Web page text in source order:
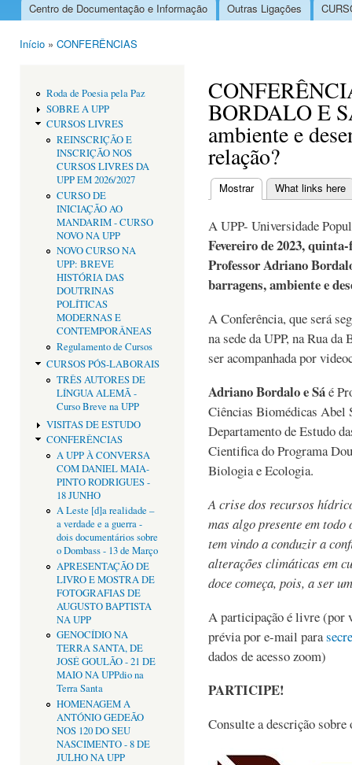
Menu principal
Centro de Documentação e Informação Outras Ligações
Início » CONFERÊNCIAS
Roda de Poesia pela Paz
SOBRE A UPP
CURSOS LIVRES
REINSCRIÇÃO E
INSCRIÇÃO NOS
CURSOS LIVRES DA
UPP EM 2026/2027
CURSO DE
INICIAÇÃO AO
MANDARIM - CURSO
NOVO NA UPP
NOVO CURSO NA
UPP: BREVE
HISTÓRIA DAS
DOUTRINAS
POLÍTICAS
MODERNAS E
CONTEMPORÂNEAS
Regulamento de Cursos
CURSOS PÓS-LABORAIS
TRÊS AUTORES DE
LÍNGUA ALEMÃ -
Curso Breve na UPP
VISITAS DE ESTUDO
CONFERÊNCIAS
A UPP À CONVERSA
COM DANIEL MAIA-
PINTO RODRIGUES -
18 JUNHO
A Leste [d]a realidade –
a verdade e a guerra -
dois documentários sobre
o Dombass - 13 de Março
APRESENTAÇÃO DE
LIVRO E MOSTRA DE
FOTOGRAFIAS DE
AUGUSTO BAPTISTA
NA UPP
GENOCÍDIO NA
TERRA SANTA, DE
JOSÉ GOULÃO - 21 DE
MAIO NA UPPdio na
Terra Santa
HOMENAGEM A
ANTÓNIO GEDEÃO
NOS 120 DO SEU
NASCIMENTO - 8 DE
JULHO NA UPP
BORDALO E
ambiente e
relação?
Separadores
Mostrar(separador ativo)
What links here
A UPP- Universidade
Fevereiro de 2023,
Professor Adriano
barragens, ambiente e
A Conferência, que será
na sede da UPP, na Rua
ser acompanhada por
Adriano Bordalo e Sáé
Ciências Biomédicas
Departamento de Estudo
Cientifica do Programa
Biologia e Ecologia.
A crise dos recursos
mas algo presente em
tem vindo a conduzir a
alterações climáticas em
doce começa, pois, a ser
A participação é livre (por
prévia por e-mail para
dados de acesso zoom)
PARTICIPE!
Consulte a descrição sobre